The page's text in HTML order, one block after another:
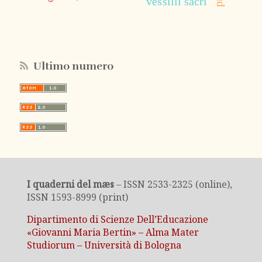
Ultimo numero
I quaderni del mæs– ISSN 2533-2325 (online),
ISSN 1593-8999 (print)
Dipartimento di Scienze Dell’Educazione
«Giovanni Maria Bertin» – Alma Mater
Studiorum – Università di Bologna